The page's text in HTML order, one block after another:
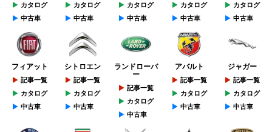
カタログ
中古車
カタログ
中古車
カタログ
中古車
カタログ
中古車
カタログ
中古車
フィアット
記事一覧
カタログ
中古車
シトロエン
記事一覧
カタログ
中古車
ランドローバ
ー
記事一覧
カタログ
中古車
アバルト
記事一覧
カタログ
中古車
ジャガー
記事一覧
カタログ
中古車